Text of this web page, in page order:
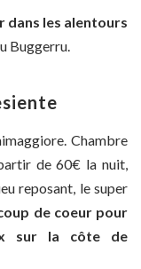
dans les alentours
Buggerru.
Chambre
de 60€ la nuit,
reposant, le super
de coeur pour
sur la côte de